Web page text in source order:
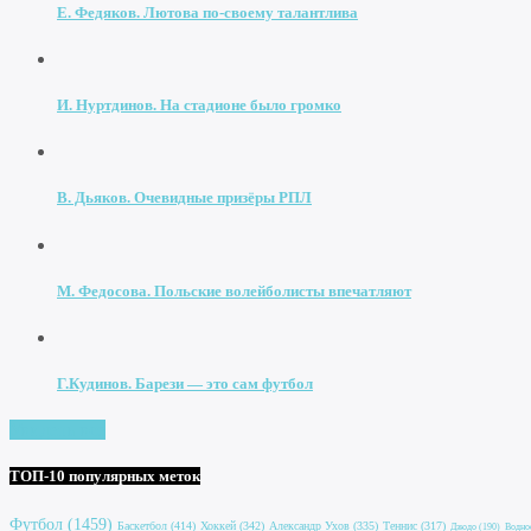
Е. Федяков. Лютова по-своему талантлива
И. Нуртдинов. На стадионе было громко
В. Дьяков. Очевидные призёры РПЛ
М. Федосова. Польские волейболисты впечатляют
Г.Кудинов. Барези — это сам футбол
ТОП-10 популярных меток
Футбол (1459) Баскетбол (414) Хоккей (342) Александр Ухов (335) Теннис (317) Дзюдо (190)